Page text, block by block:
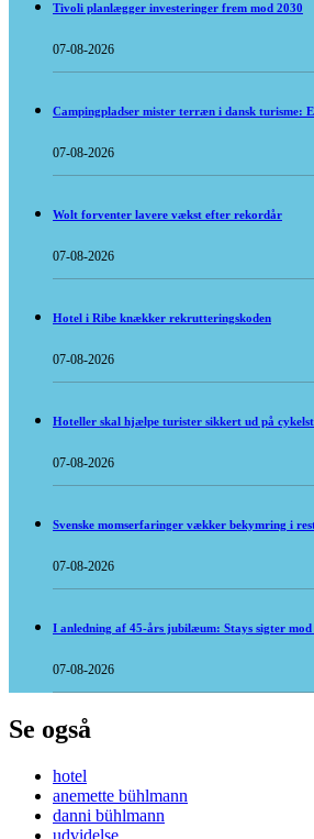
Tivoli planlægger investeringer frem mod 2030
07-08-2026
Campingpladser mister terræn i dansk turisme:
07-08-2026
Wolt forventer lavere vækst efter rekordår
07-08-2026
Hotel i Ribe knækker rekrutteringskoden
07-08-2026
Hoteller skal hjælpe turister sikkert ud på
07-08-2026
Svenske momserfaringer vækker bekymring i
07-08-2026
I anledning af 45-års jubilæum: Stays sigter
07-08-2026
Se også
hotel
anemette bühlmann
danni bühlmann
udvidelse